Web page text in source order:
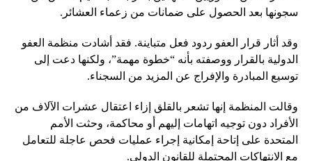
سجونها بعد الحصول على ضمانات من زعماء العشائر.
وقد أثار قرار العفو ردود فعل متباينة. فقد أشادت منظمة العفو
الدولية بالقرار ووصفته بأنه “خطوة مهمة”، ولكنها دعت إلى
توسيع المبادرة والإفراج عن المزيد من السجناء.
وقالت المنظمة إنها تشعر بالقلق إزاء اعتقال عشرات الآلاف من
الأفراد دون توجيه اتهامات إليهم أو محاكمة، وحثت الأمم
المتحدة على إتاحة إمكانية إجراء عمليات فحص عاجلة للتعامل
مع الانتهاكات المحتملة للقانون الدولي.